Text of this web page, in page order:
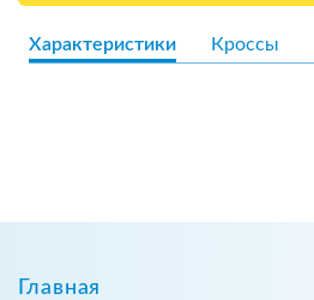
Характеристики Кроссы
Главная